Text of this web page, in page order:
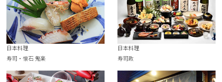
日本料理
寿司・懐石 鬼楽
日本料理
寿司政